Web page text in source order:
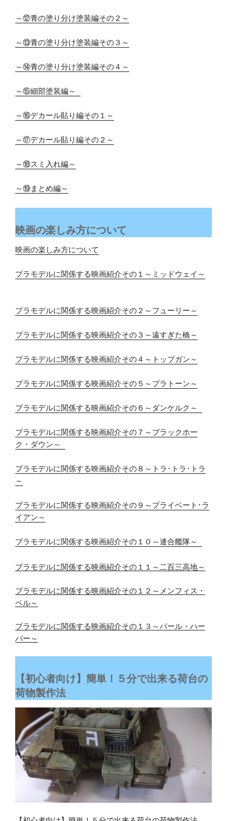
～⑫青の塗り分け塗装編その２～
～⑬青の塗り分け塗装編その３～
～⑭青の塗り分け塗装編その４～
～⑮細部塗装編～
～⑯デカール貼り編その１～
～⑰デカール貼り編その２～
～⑱スミ入れ編～
～⑲まとめ編～
映画の楽しみ方について
映画の楽しみ方について
プラモデルに関係する映画紹介その１～ミッドウェイ～
プラモデルに関係する映画紹介その２～フューリー～
プラモデルに関係する映画紹介その３～遠すぎた橋～
プラモデルに関係する映画紹介その４～トップガン～
プラモデルに関係する映画紹介その５～プラトーン～
プラモデルに関係する映画紹介その７～ブラックホー
ク・ダウン～
プラモデルに関係する映画紹介その８～トラ･トラ･トラ
～
プラモデルに関係する映画紹介その９～プライベート･ラ
イアン～
プラモデルに関係する映画紹介その１１～二百三高地～
プラモデルに関係する映画紹介その１２～メンフィス・
ベル～
プラモデルに関係する映画紹介その１３～パール・ハー
バー～
【初心者向け】簡単！５分で出来る荷台の
荷物製作法